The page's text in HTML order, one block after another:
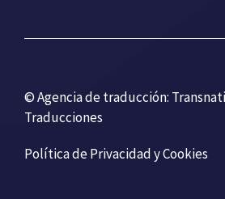
© Agencia de traducción:
Traducciones
Política de Privacidad y Cookies